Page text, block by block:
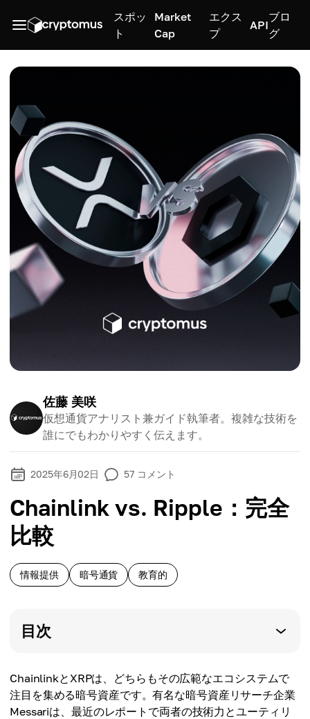
スポッ
ト
Market
Cap
エクス
プ
API
ブロ
グ
佐藤 美咲
仮想通貨アナリスト兼ガイド執筆者。複雑な技術を
誰にでもわかりやすく伝えます。
2025年6月02日 57 コメント
Chainlink vs. Ripple：完全
比較
情報提供 暗号通貨 教育的
目次
ChainlinkとXRPは、どちらもその広範なエコシステムで
注目を集める暗号資産です。有名な暗号資産リサーチ企業
Messariは、最近のレポートで両者の技術力とユーティリ